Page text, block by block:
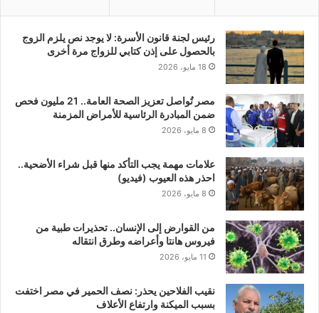
رئيس لجنة قانون الأسرة: لا يوجد نص يلزم الزوج
بالحصول على إذن كتابي للزواج مرة أخرى
18 مايو، 2026
مصر تُواصل تعزيز الصحة العامة.. 21 مليون فحص
ضمن المبادرة الرئاسية للأمراض المزمنة
8 مايو، 2026
علامات مهمة يجب التأكد منها قبل شراء الأضحية..
احذر هذه العيوب (فيديو)
8 مايو، 2026
من القوارض إلى الإنسان.. تحذيرات طبية من
فيروس هانتا وأعراضه وطرق انتقاله
11 مايو، 2026
نقيب الفلاحين يحذر: نصف الحمير في مصر اختفت
بسبب الميكنة وارتفاع الأعلاف